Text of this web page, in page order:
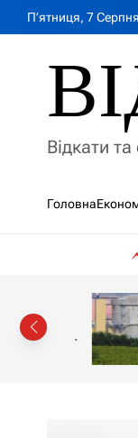
П’ятниця, 7
Відкати
Головна
цін і